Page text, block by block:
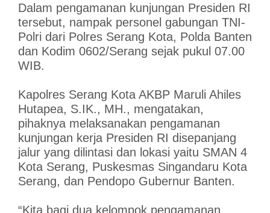
Dalam pengamanan kunjungan Presiden RI
tersebut, nampak personel gabungan TNI-
Polri dari Polres Serang Kota, Polda Banten
dan Kodim 0602/Serang sejak pukul 07.00
WIB.
Kapolres Serang Kota AKBP Maruli Ahiles
Hutapea, S.IK., MH., mengatakan,
pihaknya melaksanakan pengamanan
kunjungan kerja Presiden RI disepanjang
jalur yang dilintasi dan lokasi yaitu SMAN 4
Kota Serang, Puskesmas Singandaru Kota
Serang, dan Pendopo Gubernur Banten.
“Kita bagi dua kelompok pengamanan,